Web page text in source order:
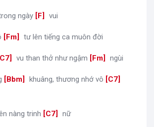
ngày [F vui
[Fm tư lên tiếng ca muôn đời
C7 vu than thở như ngậm [Fm ngùi
[Bbm khuâng, thương nhớ vô [C7
nàng trinh [C7 nữ